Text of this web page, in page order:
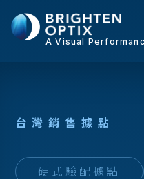
A Visual
台灣銷 售據點
硬式驗配據點